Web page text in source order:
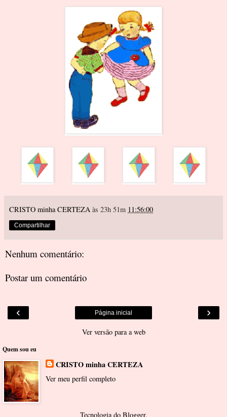
CRISTO minha CERTEZA às 23h 51m 11:56:00
Compartilhar
Nenhum comentário:
Postar um comentário
‹ ›
Página inicial
Ver versão para a web
Quem sou eu
CRISTO minha CERTEZA
Ver meu perfil completo
Tecnologia do Blogger.